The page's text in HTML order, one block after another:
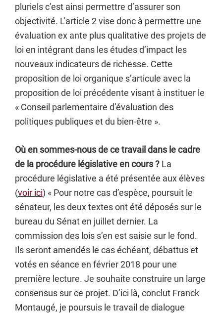
pluriels c’est ainsi permettre d’assurer son
objectivité. L’article 2 vise donc à permettre une
évaluation ex ante plus qualitative des projets de
loi en intégrant dans les études d’impact les
nouveaux indicateurs de richesse. Cette
proposition de loi organique s’articule avec la
proposition de loi précédente visant à instituer le
« Conseil parlementaire d’évaluation des
politiques publiques et du bien-être ».
Où en sommes-nous de ce travail dans le cadre
de la procédure législative en cours ? La
procédure législative a été présentée aux élèves
(voir ici) « Pour notre cas d’espèce, poursuit le
sénateur, les deux textes ont été déposés sur le
bureau du Sénat en juillet dernier. La
commission des lois s’en est saisie sur le fond.
Ils seront amendés le cas échéant, débattus et
votés en séance en février 2018 pour une
première lecture. Je souhaite construire un large
consensus sur ce projet. D’ici là, conclut Franck
Montaugé, je poursuis le travail de dialogue